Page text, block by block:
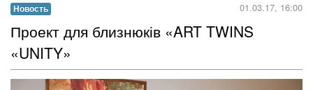
Новость 01.03.17, 16:00
Проект для близнюків «ART TWINS
«UNITY»